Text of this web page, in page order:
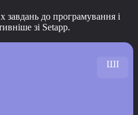
завдань до програмування і
зі Setapp.
ШІ